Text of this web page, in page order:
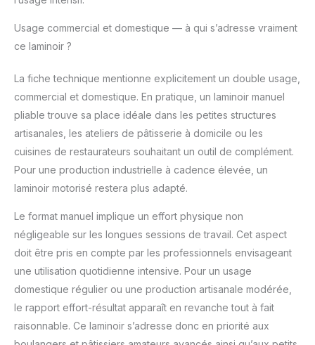
niveaux. ▶【
inoxydable alimentaire,
ce laminoir à pâtes
résiste mieux à la
pression et à la
déformation que les
résiste à une utilisation
intensive sans
déformation,
garantissant une
fiabilité à long terme.
est facile à nettoyer et
garantit une
préparation des
aliments en toute
Usage commercial et domestique — à qui s’adresse vraiment
ce laminoir ?
La fiche technique mentionne explicitement un double usage,
commercial et domestique. En pratique, un laminoir manuel
pliable trouve sa place idéale dans les petites structures
artisanales, les ateliers de pâtisserie à domicile ou les
cuisines de restaurateurs souhaitant un outil de complément.
Pour une production industrielle à cadence élevée, un
laminoir motorisé restera plus adapté.
Le format manuel implique un effort physique non
négligeable sur les longues sessions de travail. Cet aspect
doit être pris en compte par les professionnels envisageant
une utilisation quotidienne intensive. Pour un usage
domestique régulier ou une production artisanale modérée,
le rapport effort-résultat apparaît en revanche tout à fait
raisonnable. Ce laminoir s’adresse donc en priorité aux